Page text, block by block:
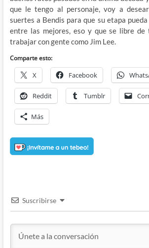
que le tengo al personaje, voy a
suertes a Bendis para que su etapa
entre las mejores, eso y que se libre de
trabajar con gente como Jim Lee.
Comparte esto:
X Facebook
Reddit Tumblr
Más
Suscribirse